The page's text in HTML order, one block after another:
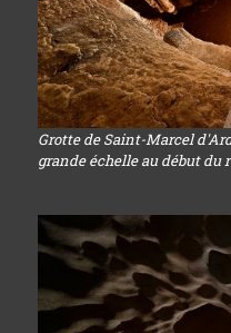
Grotte de Saint-Marcel
grande échelle au début du